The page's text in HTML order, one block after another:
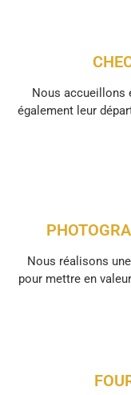
Nous accueillons
également leur
Nous réalisons
pour mettre en